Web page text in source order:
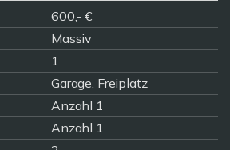
600,- €
Massiv
1
Garage, Freiplatz
Anzahl 1
Anzahl 1